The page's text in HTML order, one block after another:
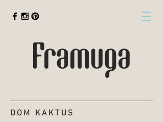
DOM KAKTUS